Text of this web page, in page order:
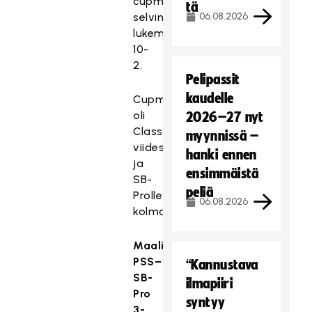
selvin
lukemin
10-
2.
Cupmestaruus
oli
Classicille
viides
ja
SB-
Prolle
kolmas.
Maalikooste
PSS–
SB-
Pro
s
ä
n
e
s
t
e
t
t
y
k
o
s
k
m
ä
s
i
s
ä
l
t
o
n
e
s
t
tä
06.08.2026
Pelipassit
kaudelle
2026–27 nyt
myynnissä –
hanki ennen
ensimmäistä
peliä
06.08.2026
“Kannustava
ilmapiiri
syntyy